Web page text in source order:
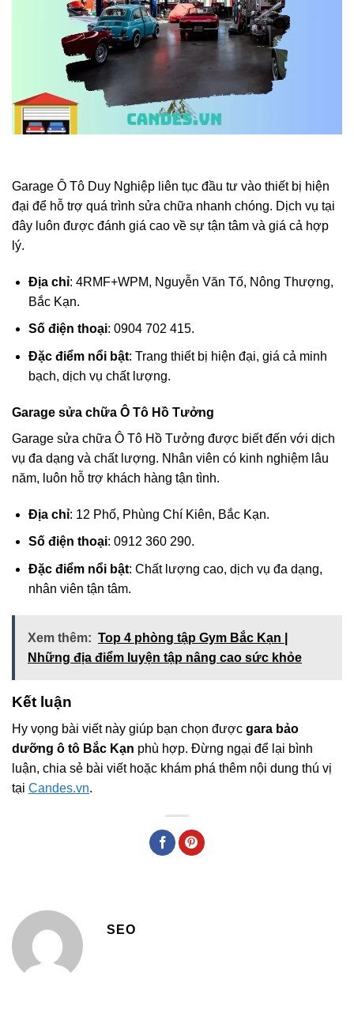
Garage Ô Tô Duy Nghiệp liên tục đầu tư vào thiết bị hiện
đại để hỗ trợ quá trình sửa chữa nhanh chóng. Dịch vụ tại
đây luôn được đánh giá cao về sự tận tâm và giá cả hợp
lý.
Địa chỉ: 4RMF+WPM, Nguyễn Văn Tố, Nông Thượng,
Bắc Kạn.
Số điện thoại: 0904 702 415.
Đặc điểm nổi bật: Trang thiết bị hiện đại, giá cả minh
bạch, dịch vụ chất lượng.
Garage sửa chữa Ô Tô Hồ Tưởng
Garage sửa chữa Ô Tô Hồ Tưởng được biết đến với dịch
vụ đa dạng và chất lượng. Nhân viên có kinh nghiệm lâu
năm, luôn hỗ trợ khách hàng tận tình.
Địa chỉ: 12 Phố, Phùng Chí Kiên, Bắc Kạn.
Số điện thoại: 0912 360 290.
Đặc điểm nổi bật: Chất lượng cao, dịch vụ đa dạng,
nhân viên tận tâm.
Xem thêm: Top 4 phòng tập Gym Bắc Kạn |
Những địa điểm luyện tập nâng cao sức khỏe
Kết luận
Hy vọng bài viết này giúp bạn chọn được gara bảo
dưỡng ô tô Bắc Kạn phù hợp. Đừng ngại để lại bình
luận, chia sẻ bài viết hoặc khám phá thêm nội dung thú vị
tại Candes.vn.
SEO